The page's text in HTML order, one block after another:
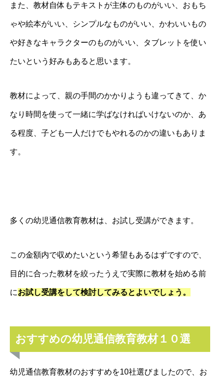
また、教材自体もテキストが主体のものがいい、おもち
ゃや絵本がいい、シンプルなものがいい、かわいいもの
や好きなキャラクターのものがいい、タブレットを使い
たいという好みもあると思います。
教材によって、親の手間のかかりようも違ってきて、か
なり時間を使って一緒に学ばなければいけないのか、あ
る程度、子ども一人だけでもやれるのかの違いもありま
す。
多くの幼児通信教育教材は、お試し受講ができます。
この金額内で収めたいという希望もあるはずですので、
目的に合った教材を絞ったうえで実際に教材を始める前
にお試し受講をして検討してみるとよいでしょう。
おすすめの幼児通信教育教材１０選
幼児通信教育教材のおすすめを10社選びましたので、お